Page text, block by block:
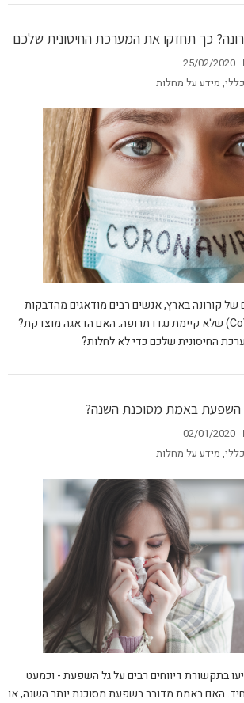
כך תחזקו את המערכת החיסונית שלכם
25/02/2020
כללי, מידע על מחלות
של קורונה בארץ, אנשים רבים מודאגים מהדבקות
בווירוס הקורונה (CoVid19) שלא קיימת נגדו תרופה. האם הדאגה מוצדקת?
החיסונית שלכם כדי לא לחלות?
באמת מסוכנת השנה?
02/01/2020
כללי, מידע על מחלות
בתקשורת דיווחים רבים על גל השפעת - וכמעט
האם באמת מדובר בשפעת מסוכנת יותר השנה, או